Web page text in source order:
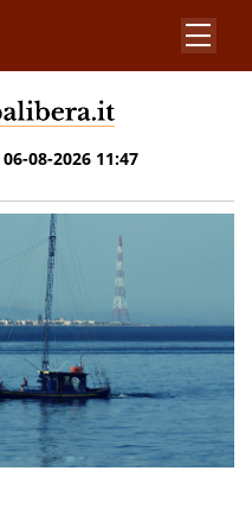
06-08-2026 11:47